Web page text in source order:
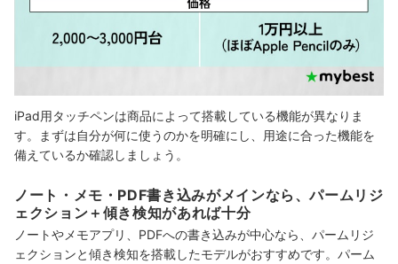
iPad用タッチペンは商品によって搭載している機能が異なりま
す。まずは自分が何に使うのかを明確にし、用途に合った機能を
備えているか確認しましょう。
ノート・メモ・PDF書き込みがメインなら、パームリジ
ェクション＋傾き検知があれば十分
ノートやメモアプリ、PDFへの書き込みが中心なら、パームリジ
ェクションと傾き検知を搭載したモデルがおすすめです。パーム